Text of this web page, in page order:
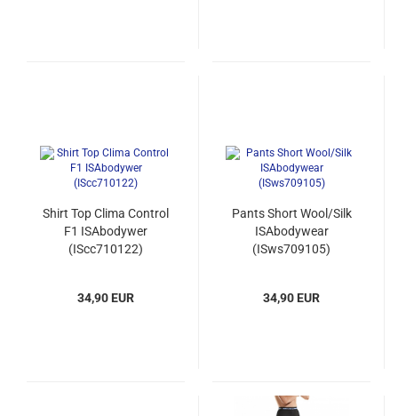
Shirt Top Clima Control
F1 ISAbodywer
(IScc710122)
34,90 EUR
Pants Short Wool/Silk
ISAbodywear
(ISws709105)
34,90 EUR